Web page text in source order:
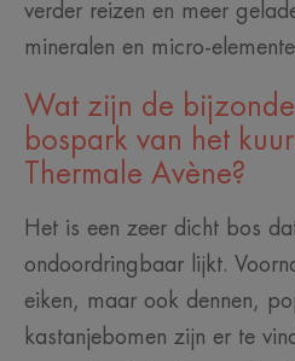
verder reizen en meer
mineralen en micro-
Wat zijn de
bospark van het
Thermale Avène?
Het is een zeer dicht bos
ondoordringbaar lijkt.
eiken, maar ook dennen,
kastanjebomen zijn er te